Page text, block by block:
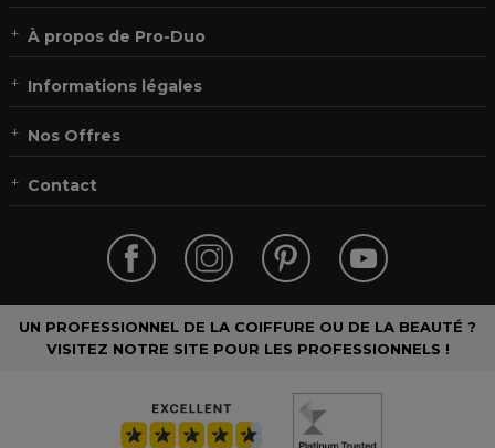
À propos de Pro-Duo
Informations légales
Nos Offres
Contact
UN PROFESSIONNEL DE LA COIFFURE OU DE LA BEAUTÉ ?
VISITEZ NOTRE SITE POUR LES PROFESSIONNELS !